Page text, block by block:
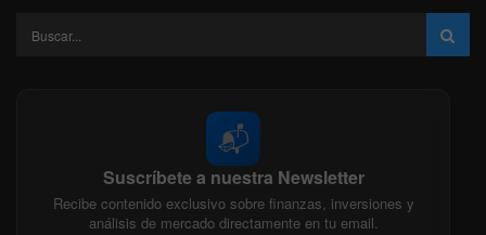
📬
Suscríbete a nuestra Newsletter
Recibe contenido exclusivo sobre finanzas, inversiones y
análisis de mercado directamente en tu email.